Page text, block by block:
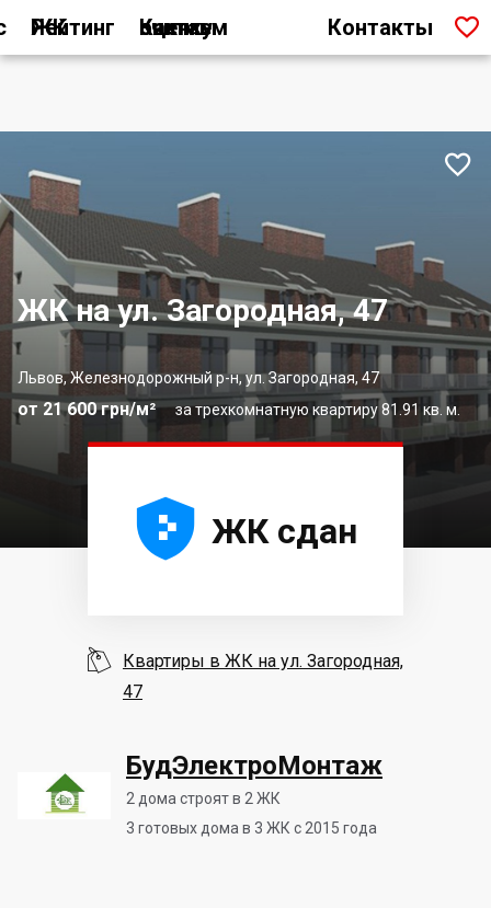
Рейтинг ЖК Как мы считаем оценку Контакты 
ЖК на ул. Загородная, 47
Львов, Железнодорожный р-н, ул. Загородная, 47
за трехкомнатную квартиру 81.91 кв. м.
от 21 600 грн/м²

БудЭлектроМонтаж
2 дома строят в 2 ЖК
3 готовых дома в 3 ЖК с 2015 года




 ЖК сдан
 Квартиры в ЖК на ул. Загородная,
47